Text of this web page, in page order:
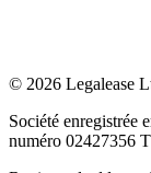
© 2026 Legalease
Société enregistrée
numéro 02427356